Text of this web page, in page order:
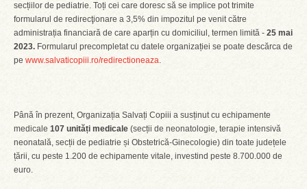
secțiilor de pediatrie. Toți cei care doresc să se implice pot trimite
formularul de redirecţionare a 3,5% din impozitul pe venit către
administrația financiară de care aparțin cu domiciliul, termen limită - 25 mai
2023. Formularul precompletat cu datele organizației se poate descărca de
pe www.salvaticopiii.ro/redirectioneaza.
Până în prezent, Organizația Salvați Copiii a susținut cu echipamente
medicale 107 unități medicale (secții de neonatologie, terapie intensivă
neonatală, secții de pediatrie și Obstetrică-Ginecologie) din toate județele
țării, cu peste 1.200 de echipamente vitale, investind peste 8.700.000 de
euro.